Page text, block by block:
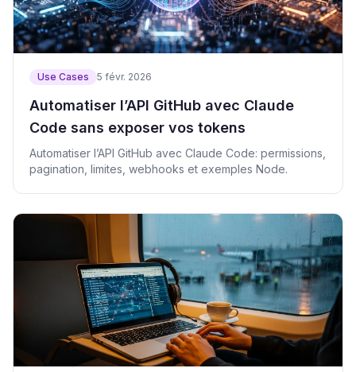
Use Cases 5 févr. 2026
Automatiser l’API GitHub avec Claude
Code sans exposer vos tokens
Automatiser l’API GitHub avec Claude Code: permissions,
pagination, limites, webhooks et exemples Node.